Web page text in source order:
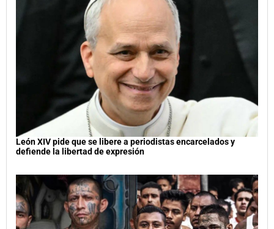
León XIV pide que se libere a periodistas encarcelados y
defiende la libertad de expresión